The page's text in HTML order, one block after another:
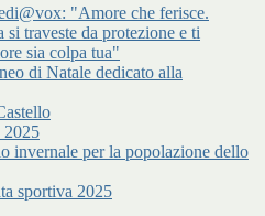
"Amore che ferisce.
traveste da protezione e ti
sia colpa tua"
di Natale dedicato alla
2025
invernale per la popolazione dello
sportiva 2025